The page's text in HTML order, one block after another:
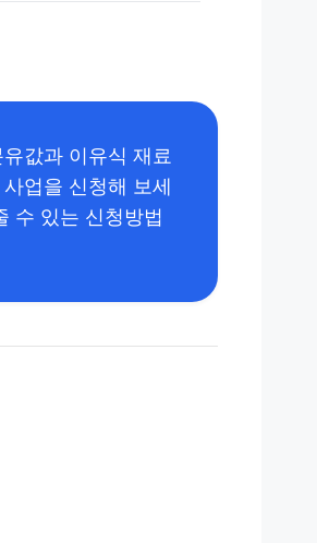
값과 이유식 재료
업을 신청해 보세
수 있는 신청방법